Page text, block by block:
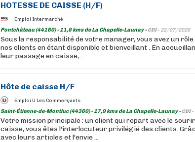
HOTESSE DE CAISSE (H/F)
Emploi Intermarché
Pontchâteau (44160) - 11,8 kms de La Chapelle-Launay -CDI - 22/07/2026
Sous la responsabilité de votre manager, vous avez un
nos clients en étant disponible et bienveillant . En
leur passage en caisse,...
Hôte de caisse H/F
Emploi U Les Commerçants
Saint-Étienne-de-Montluc (44360) - 17,9 kms de La Chapelle-Launay -CDI -
Votre mission principale : un client qui repart avec le
caisse, vous êtes l'interlocuteur privilégié des clients.
avec leurs articles et l'envie ...